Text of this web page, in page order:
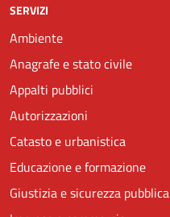
SERVIZI
Ambiente
Anagrafe e stato civile
Appalti pubblici
Autorizzazioni
Catasto e urbanistica
Educazione e formazione
Giustizia e sicurezza pubblica